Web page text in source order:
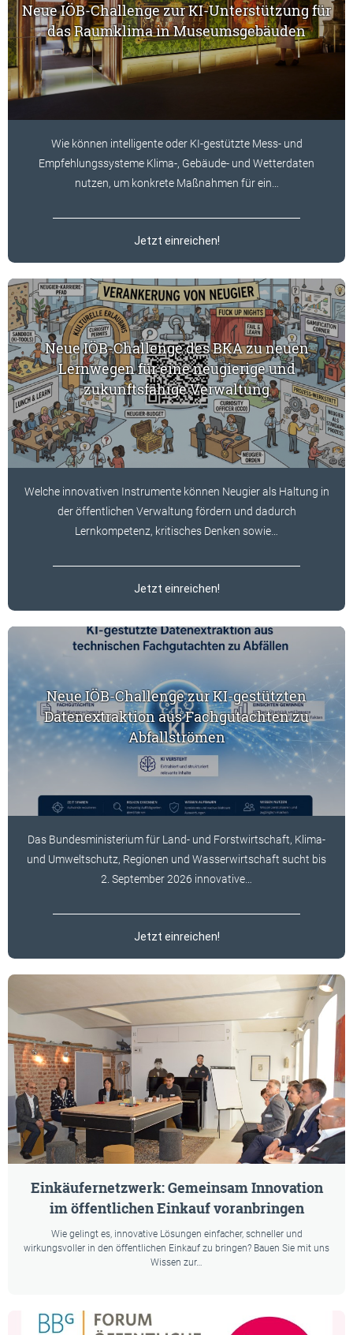
Neue IÖB-Challenge zur KI-Unterstützung für
das Raumklima in Museumsgebäuden
Wie können intelligente oder KI-gestützte Mess- und
Empfehlungssysteme Klima-, Gebäude- und Wetterdaten
nutzen, um konkrete Maßnahmen für ein…
Jetzt einreichen!
Neue IÖB-Challenge des BKA zu neuen
Lernwegen für eine neugierige und
zukunftsfähige Verwaltung
Welche innovativen Instrumente können Neugier als Haltung in
der öffentlichen Verwaltung fördern und dadurch
Lernkompetenz, kritisches Denken sowie…
Jetzt einreichen!
Neue IÖB-Challenge zur KI-gestützten
Datenextraktion aus Fachgutachten zu
Abfallströmen
Das Bundesministerium für Land- und Forstwirtschaft, Klima-
und Umweltschutz, Regionen und Wasserwirtschaft sucht bis
2. September 2026 innovative…
Jetzt einreichen!
Einkäufernetzwerk: Gemeinsam Innovation
im öffentlichen Einkauf voranbringen
Wie gelingt es, innovative Lösungen einfacher, schneller und
wirkungsvoller in den öffentlichen Einkauf zu bringen? Bauen Sie mit uns
Wissen zur…